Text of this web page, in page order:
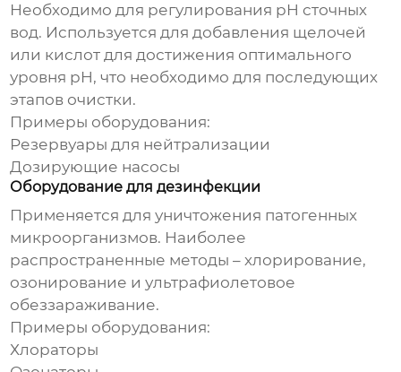
Необходимо для регулирования pH сточных
вод. Используется для добавления щелочей
или кислот для достижения оптимального
уровня pH, что необходимо для последующих
этапов очистки.
Примеры оборудования:
Резервуары для нейтрализации
Дозирующие насосы
Оборудование для дезинфекции
Применяется для уничтожения патогенных
микроорганизмов. Наиболее
распространенные методы – хлорирование,
озонирование и ультрафиолетовое
обеззараживание.
Примеры оборудования:
Хлораторы